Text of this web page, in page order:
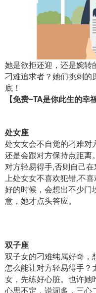
她是欲拒还迎，还是婉转
刁难追求者？她们挑刺的
底！
【免费~TA是你此生的幸
处女座
处女女会不自觉的刁难对
还是会跟对方保持点距离
对方轻易得手,否则自己
上处女女不喜欢犯错,不
好的时候，会想出不少门
意，她才点头答应。
双子座
双子女的刁难纯属好奇，
怎么能让对方轻易得手？
女，先练好心脏。也许她
心思不定，说词多，三心